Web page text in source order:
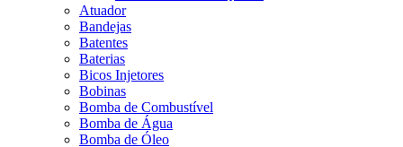
Atuador
Bandejas
Batentes
Baterias
Bicos Injetores
Bobinas
Bomba de Combustível
Bomba de Água
Bomba de Óleo